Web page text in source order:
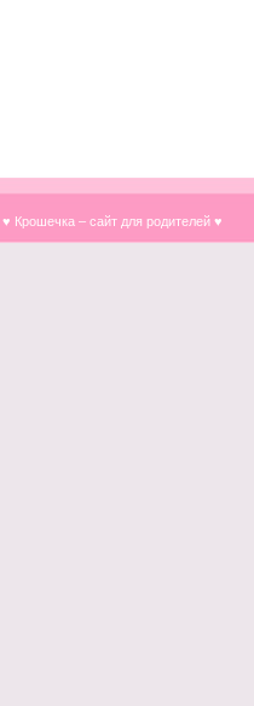
♥ Крошечка – сайт для родителей ♥